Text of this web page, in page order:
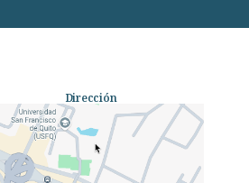
Dirección